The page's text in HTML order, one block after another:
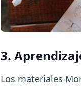
3.
Los materiales